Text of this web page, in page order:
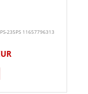
235PS 11657796313